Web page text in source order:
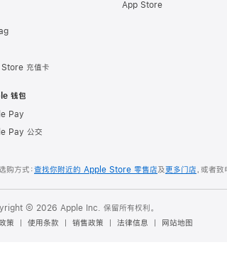
充值卡
钱包
Pay
Pay 公交
App Store
购方式：查找你附近的 Apple Store 零售店及更多门店， 或者致
© 2026 Apple Inc. 保留所有权利。
策
使用条款 销售政策 法律信息 网站地图